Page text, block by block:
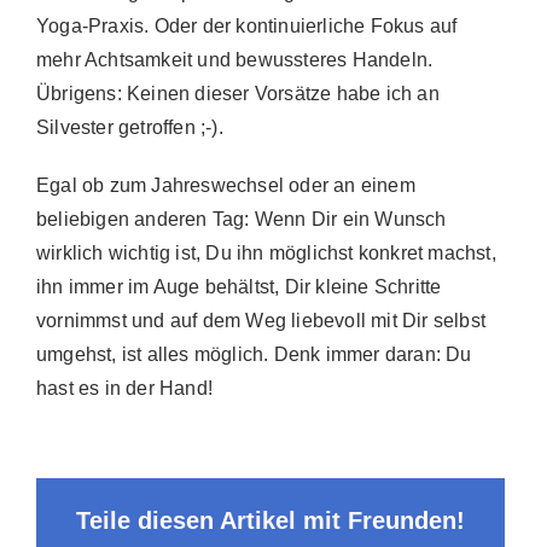
Yoga-Praxis. Oder der kontinuierliche Fokus auf
mehr Achtsamkeit und bewussteres Handeln.
Übrigens: Keinen dieser Vorsätze habe ich an
Silvester getroffen ;-).
Egal ob zum Jahreswechsel oder an einem
beliebigen anderen Tag: Wenn Dir ein Wunsch
wirklich wichtig ist, Du ihn möglichst konkret machst,
ihn immer im Auge behältst, Dir kleine Schritte
vornimmst und auf dem Weg liebevoll mit Dir selbst
umgehst, ist alles möglich. Denk immer daran: Du
hast es in der Hand!
Teile diesen Artikel mit Freunden!